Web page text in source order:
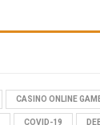
CASINO ONLINE
COVID-19